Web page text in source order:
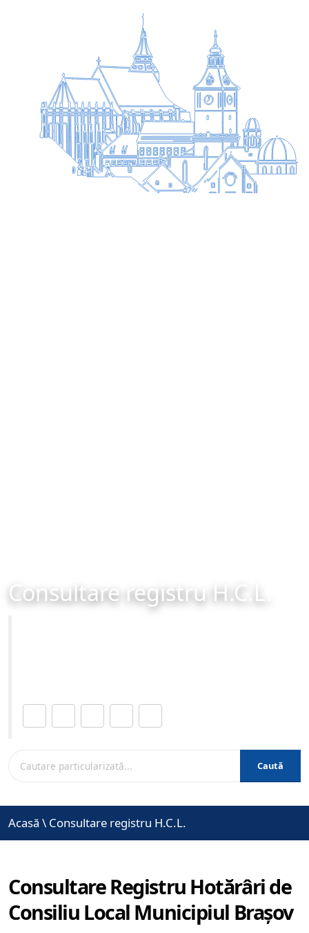
Consultare registru H.C.L.
Caută
Acasă \ Consultare registru H.C.L.
Consultare Registru Hotărâri de
Consiliu Local Municipiul Brașov